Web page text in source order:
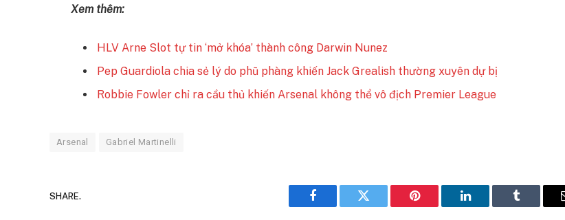
Xem thêm:
HLV Arne Slot tự tin ‘mở khóa’ thành công Darwin Nunez
Pep Guardiola chia sẻ lý do phũ phàng khiến Jack Grealish thường xuyên dự bị
Robbie Fowler chỉ ra cầu thủ khiến Arsenal không thể vô địch Premier League
Arsenal Gabriel Martinelli
SHARE.
Facebook Twitter Pinterest LinkedIn Tumblr